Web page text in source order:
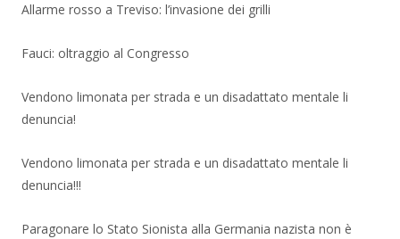
Allarme rosso a Treviso: l’invasione dei grilli
Fauci: oltraggio al Congresso
Vendono limonata per strada e un disadattato mentale li
denuncia!
Vendono limonata per strada e un disadattato mentale li
denuncia!!!
Paragonare lo Stato Sionista alla Germania nazista non è